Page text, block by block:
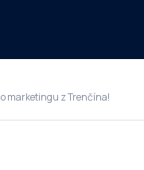
marketingu z Trenčína!